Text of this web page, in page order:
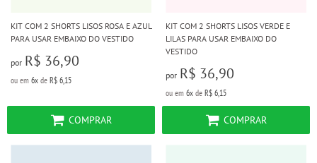
KIT COM 2 SHORTS LISOS ROSA E AZUL
PARA USAR EMBAIXO DO VESTIDO
por R$ 36,90
ou em 6x de R$ 6,15
COMPRAR
KIT COM 2 SHORTS LISOS VERDE E
LILAS PARA USAR EMBAIXO DO
VESTIDO
por R$ 36,90
ou em 6x de R$ 6,15
COMPRAR